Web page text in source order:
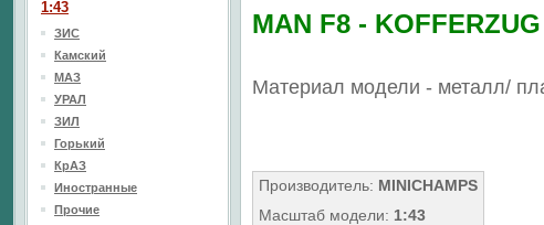
MAN F8 -
Материал модели - металл/
Производитель: MINICHAMPS
Масштаб модели: 1:43
1:43
ЗИС
Камский
МАЗ
УРАЛ
ЗИЛ
Горький
КрАЗ
Иностранные
Прочие